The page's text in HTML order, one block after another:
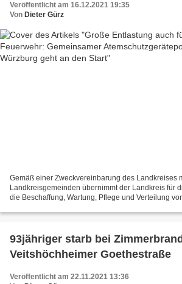
Veröffentlicht am 16.12.2021 19:35
Von Dieter Gürz
Gemäß einer Zweckvereinbarung des Landkreises
Landkreisgemeinden übernimmt der Landkreis für
die Beschaffung, Wartung, Pflege und Verteilung
93jähriger starb bei Zimmerbrand in der
Veitshöchheimer Goethestraße
Veröffentlicht am 22.11.2021 13:36